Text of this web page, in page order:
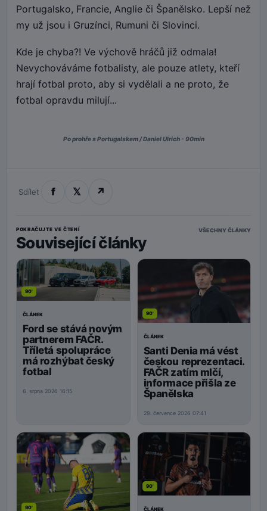
Portugalsko, Francie, Anglie či Španělsko. Lepší než
my už jsou i Gruzínci, Rumuni či Slovinci.
Kde je chyba?! Ve výchově hráčů již odmala!
Nevychováváme fotbalisty, ale pouze atlety, kteří
hrají fotbal proto, aby si vydělali a ne proto, že
fotbal opravdu milují...
Po prohře s Portugalskem / Daniel Ulrich - 90min
Sdílet f 𝕏 ↗
POKRAČUJTE VE ČTENÍ
Související články
VŠECHNY ČLÁNKY
90'
ČLÁNEK
Ford se stává novým
partnerem FAČR.
Tříletá spolupráce
má rozhýbat český
fotbal
6. srpna 2026 16:15
90'
ČLÁNEK
Santi Denia má vést
českou reprezentaci.
FAČR zatím mlčí,
informace přišla ze
Španělska
29. července 2026 07:41
90'
90'
ČLÁNEK